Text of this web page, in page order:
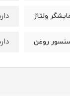
ولتاژ
روغن